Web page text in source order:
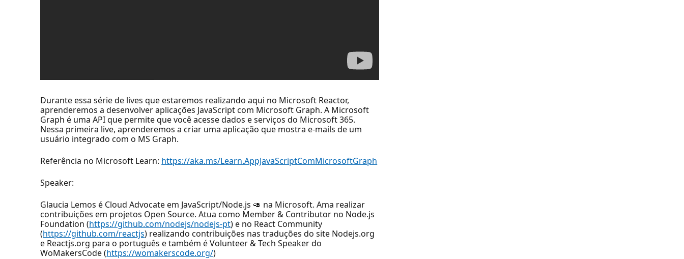
Durante essa série de lives que estaremos realizando aqui no Microsoft Reactor,
aprenderemos a desenvolver aplicações JavaScript com Microsoft Graph. A Microsoft
Graph é uma API que permite que você acesse dados e serviços do Microsoft 365.
Nessa primeira live, aprenderemos a criar uma aplicação que mostra e-mails de um
usuário integrado com o MS Graph.
Referência no Microsoft Learn: https://aka.ms/Learn.AppJavaScriptComMicrosoftGraph
Speaker:
Glaucia Lemos é Cloud Advocate em JavaScript/Node.js 🥑 na Microsoft. Ama realizar
contribuições em projetos Open Source. Atua como Member & Contributor no Node.js
Foundation (https://github.com/nodejs/nodejs-pt) e no React Community
(https://github.com/reactjs) realizando contribuições nas traduções do site Nodejs.org
e Reactjs.org para o português e também é Volunteer & Tech Speaker do
WoMakersCode (https://womakerscode.org/)